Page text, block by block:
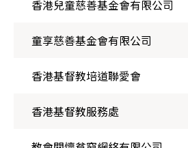
香港兒童慈善基金會有限公司
童享慈善基金會有限公司
香港基督教培道聯愛會
香港基督教服務處